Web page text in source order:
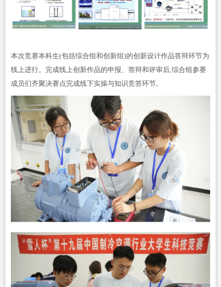
本次竞赛本科生(包括综合组和创新组)的创新设计作品答辩环节为
线上进行。完成线上创新作品的申报、答辩和评审后,综合组参赛
成员们齐聚决赛点完成线下实操与知识竞答环节。